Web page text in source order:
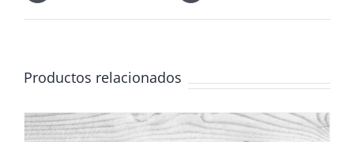
Productos relacionados